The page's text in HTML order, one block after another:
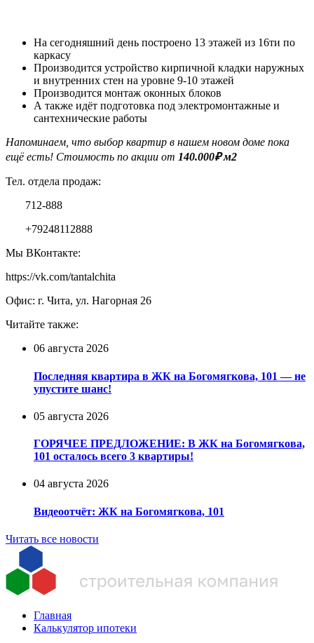
На сегодняшний день построено 13 этажей из 16ти по
каркасу
Производится устройство кирпичной кладки наружных
и внутренних стен на уровне 9-10 этажей
Производится монтаж оконных блоков
А также идёт подготовка под электромонтажные и
сантехнические работы
Напоминаем, что выбор квартир в нашем новом доме пока
ещё есть! Стоимость по акции от 140.000₽ м2
Тел. отдела продаж:
712-888
+79248112888
Мы ВКонтакте:
https://vk.com/tantalchita
Офис: г. Чита, ул. Нагорная 26
Читайте также:
06 августа 2026
Последняя квартира в ЖК на Богомягкова, 101 — не
упустите шанс!
05 августа 2026
ГОРЯЧЕЕ ПРЕДЛОЖЕНИЕ: В ЖК на Богомягкова,
101 осталось всего 3 квартиры!
04 августа 2026
Видеоотчёт: ЖК на Богомягкова, 101
Читать все новости
Главная
Калькулятор ипотеки